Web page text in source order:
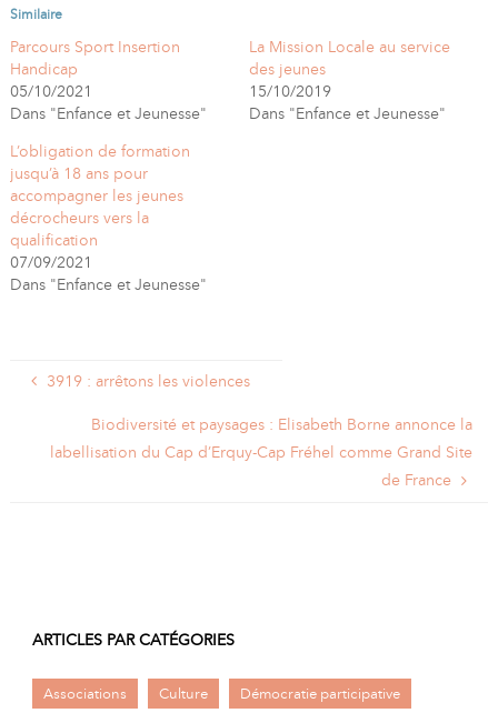
Similaire
Parcours Sport Insertion
Handicap
05/10/2021
Dans "Enfance et Jeunesse"
La Mission Locale au service
des jeunes
15/10/2019
Dans "Enfance et Jeunesse"
L’obligation de formation
jusqu’à 18 ans pour
accompagner les jeunes
décrocheurs vers la
qualification
07/09/2021
Dans "Enfance et Jeunesse"
3919 : arrêtons les violences
Biodiversité et paysages : Elisabeth Borne annonce la
labellisation du Cap d’Erquy-Cap Fréhel comme Grand Site
de France
ARTICLES PAR CATÉGORIES
Associations Culture Démocratie participative